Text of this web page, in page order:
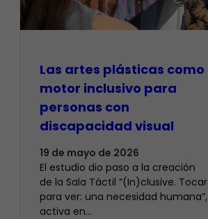
Las artes plásticas como
motor inclusivo para
personas con
discapacidad visual
19 de mayo de 2026
El estudio dio paso a la creación
de la Sala Táctil “(In)clusive. Tocar
para ver: una necesidad humana”,
activa en…